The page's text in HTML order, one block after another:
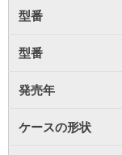
型番
型番
発売年
ケースの形状